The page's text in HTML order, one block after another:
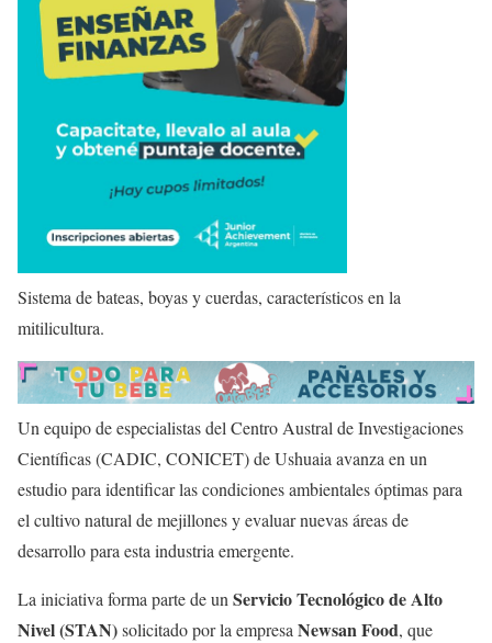
Sistema de bateas, boyas y cuerdas, característicos en la
mitilicultura.
Un equipo de especialistas del Centro Austral de Investigaciones
Científicas (CADIC, CONICET) de Ushuaia avanza en un
estudio para identificar las condiciones ambientales óptimas para
el cultivo natural de mejillones y evaluar nuevas áreas de
desarrollo para esta industria emergente.
La iniciativa forma parte de un Servicio Tecnológico de Alto
Nivel (STAN)solicitado por la empresa Newsan Food, que